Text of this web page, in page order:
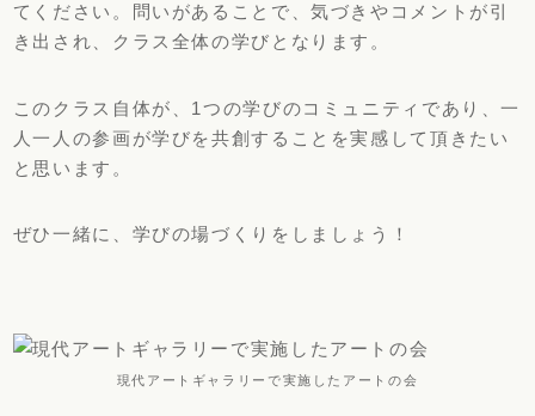
てください。問いがあることで、気づきやコメントが引
き出され、クラス全体の学びとなります。
このクラス自体が、1つの学びのコミュニティであり、一
人一人の参画が学びを共創することを実感して頂きたい
と思います。
ぜひ一緒に、学びの場づくりをしましょう！
現代アートギャラリーで実施したアートの会